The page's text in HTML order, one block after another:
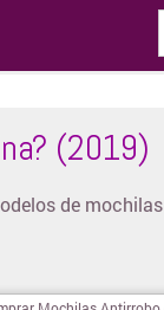
(2019)
de mochilas